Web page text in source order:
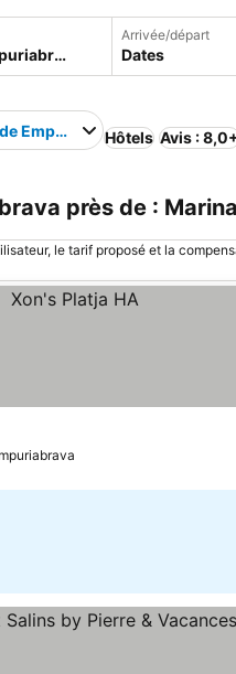
Arrivée/départ
Dates
EmpuriabravaHôtels Avis :
près de :
le tarif proposé et la